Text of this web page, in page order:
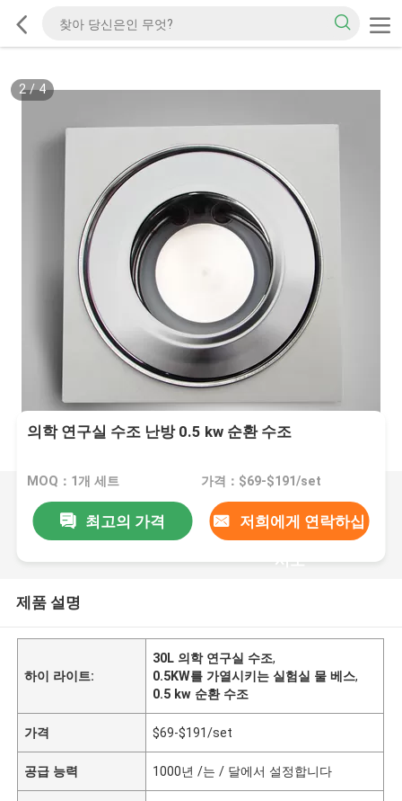
2/4
의학 연구실 수조 난방 0.5 kw 순환 수조
MOQ：1개 세트 가격：$69-$191/set
최고의 가격 저희에게 연락하십
시오
제품 설명
하이 라이트:
30L 의학 연구실 수조,
0.5KW를 가열시키는 실험실 물 베스,
0.5 kw 순환 수조
가격 $69-$191/set
공급 능력 1000년 /는 / 달에서 설정합니다